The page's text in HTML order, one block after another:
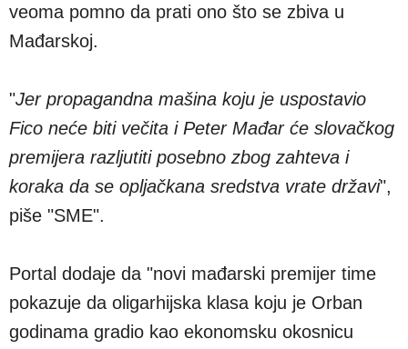
veoma pomno da prati ono što se zbiva u
Mađarskoj.
"Jer propagandna mašina koju je uspostavio
Fico neće biti večita i Peter Mađar će slovačkog
premijera razljutiti posebno zbog zahteva i
koraka da se opljačkana sredstva vrate državi",
piše "SME".
Portal dodaje da "novi mađarski premijer time
pokazuje da oligarhijska klasa koju je Orban
godinama gradio kao ekonomsku okosnicu